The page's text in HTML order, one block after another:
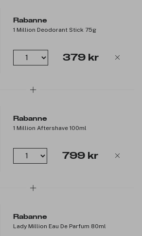
Rabanne
1 Million Deodorant Stick 75g
379 kr
Rabanne
1 Million Aftershave 100ml
799 kr
Rabanne
Lady Million Eau De Parfum 80ml